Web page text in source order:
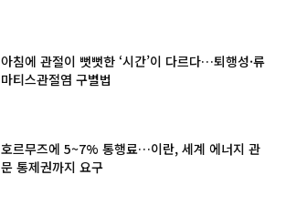
아침에 관절이 뻣뻣한 ‘시간’이 다르다…퇴행성·류
마티스관절염 구별법
호르무즈에 5~7% 통행료…이란, 세계 에너지 관
문 통제권까지 요구